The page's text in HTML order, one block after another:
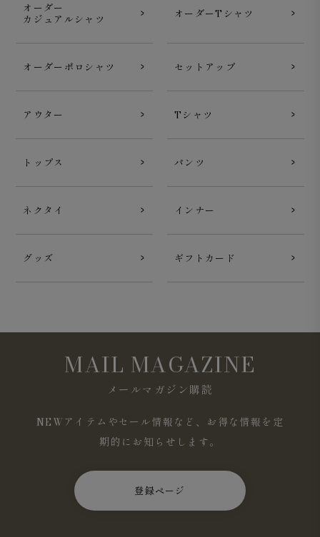
オーダー
カジュアルシャツ
オーダーTシャツ
オーダーポロシャツ セットアップ
アウター Tシャツ
トップス パンツ
ネクタイ インナー
グッズ ギフトカード
MAIL MAGAZINE
メールマガジン購読
NEWアイテムやセール情報など、お得な情報を定
期的にお知らせします。
登録ページ